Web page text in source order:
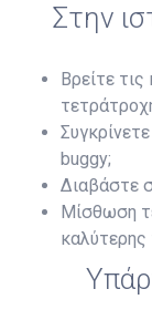
Στην
Βρείτε
buggy;
Διαβάστε
Μίσθωση
καλύτερης